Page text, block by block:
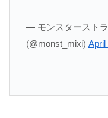
— モンスタースト
(@monst_mixi) April